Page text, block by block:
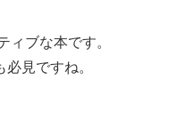
ィブな本です。
見ですね。